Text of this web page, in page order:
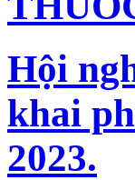
Hội
khai
2023.